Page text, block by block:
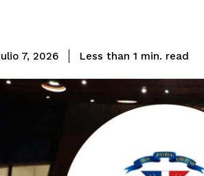
7, 2026 Less than 1 min. read